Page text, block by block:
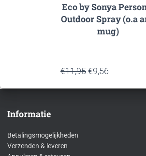
Eco by Sonya
Outdoor Spray (o.a
mug)
€11,95Oorspronkelijke
was:
€9,56
is:
Informatie
Betalingsmogelijkheden
Verzenden & leveren